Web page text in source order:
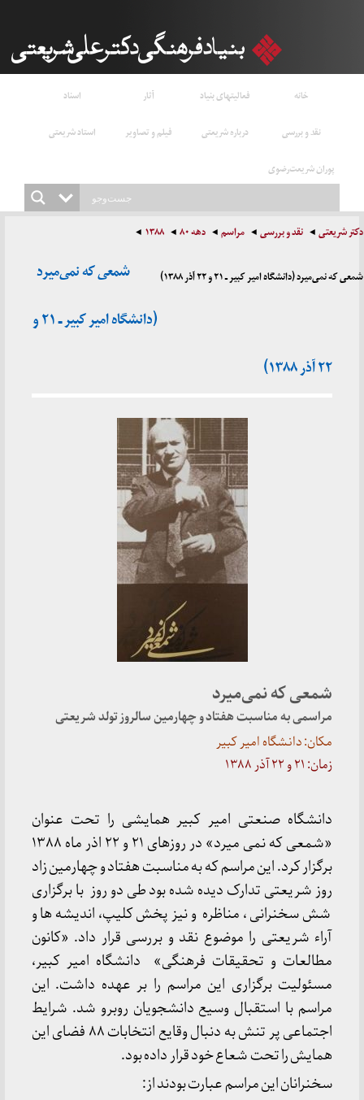
خانه فعالیتهای بنیاد آثار
اسناد
نقد و بررسی
درباره شریعتی فیلم و تصاویر
استاد شریعتی
پوران شریعت‌رضوی
دکتر شریعتی نقد و بررسی مراسم دهه ۸۰ ۱۳۸۸
شمعی که نمی‌میرد (دانشگاه امیر کبیر ـ ۲۱ و ۲۲ آذر ۱۳۸۸)
شمعی که نمی‌میرد
(دانشگاه امیر کبیر ـ ۲۱ و
۲۲ آذر ۱۳۸۸)
شمعی که نمی‌میرد
مراسمی به مناسبت هفتاد و چهارمین سالروز تولد شریعتی
مکان: دانشگاه امیر کبیر
زمان: ۲۱ و ۲۲ آذر ۱۳۸۸
دانشگاه صنعتی امیر کبیر همایشی را تحت عنوان
«شمعی که نمی میرد» در روزهای ۲۱ و ۲۲ اذر ماه ۱۳۸۸
برگزار کرد. این مراسم که به مناسبت هفتاد و چهارمین زاد
روز شریعتی تدارک دیده شده بود طی دو روز با برگزاری
شش سخنرانی ، مناظره و نیز پخش کلیپ، اندیشه ها و
آراء شریعتی را موضوع نقد و بررسی قرار داد. «کانون
مطالعات و تحقیقات فرهنگی» دانشگاه امیر کبیر،
مسئولیت برگزاری این مراسم را بر عهده داشت. این
مراسم با استقبال وسیع دانشجویان روبرو شد. شرایط
اجتماعی پر تنش به دنبال وقایع انتخابات ۸۸ فضای این
همایش را تحت شعاع خود قرار داده بود.
سخنرانان این مراسم عبارت بودند از: